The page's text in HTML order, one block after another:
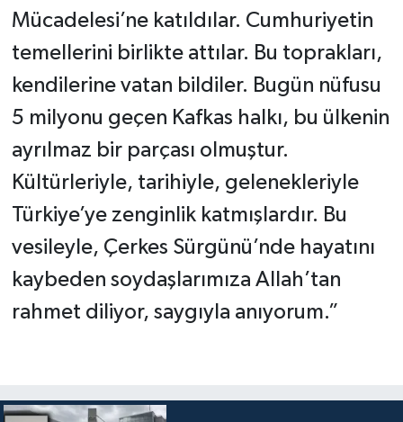
Mücadelesi’ne katıldılar. Cumhuriyetin
temellerini birlikte attılar. Bu toprakları,
kendilerine vatan bildiler. Bugün nüfusu
5 milyonu geçen Kafkas halkı, bu ülkenin
ayrılmaz bir parçası olmuştur.
Kültürleriyle, tarihiyle, gelenekleriyle
Türkiye’ye zenginlik katmışlardır. Bu
vesileyle, Çerkes Sürgünü’nde hayatını
kaybeden soydaşlarımıza Allah’tan
rahmet diliyor, saygıyla anıyorum.”